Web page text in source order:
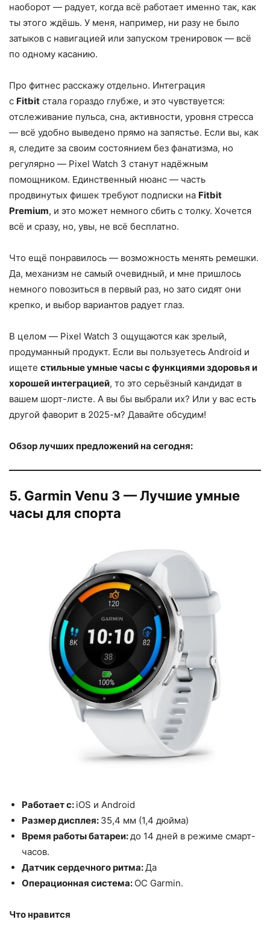
наоборот — радует, когда всё работает именно так, как
ты этого ждёшь. У меня, например, ни разу не было
затыков с навигацией или запуском тренировок — всё
по одному касанию.
Про фитнес расскажу отдельно. Интеграция
с Fitbit стала гораздо глубже, и это чувствуется:
отслеживание пульса, сна, активности, уровня стресса
— всё удобно выведено прямо на запястье. Если вы, как
я, следите за своим состоянием без фанатизма, но
регулярно — Pixel Watch 3 станут надёжным
помощником. Единственный нюанс — часть
продвинутых фишек требуют подписки на Fitbit
Premium, и это может немного сбить с толку. Хочется
всё и сразу, но, увы, не всё бесплатно.
Что ещё понравилось — возможность менять ремешки.
Да, механизм не самый очевидный, и мне пришлось
немного повозиться в первый раз, но зато сидят они
крепко, и выбор вариантов радует глаз.
В целом — Pixel Watch 3 ощущаются как зрелый,
продуманный продукт. Если вы пользуетесь Android и
ищете стильные умные часы с функциями здоровья и
хорошей интеграцией, то это серьёзный кандидат в
вашем шорт-листе. А вы бы выбрали их? Или у вас есть
другой фаворит в 2025-м? Давайте обсудим!
Обзор лучших предложений на сегодня:
5. Garmin Venu 3 — Лучшие умные
часы для спорта
Работает с: iOS и Android
Размер дисплея: 35,4 мм (1,4 дюйма)
Время работы батареи:до 14 дней в режиме смарт-
часов.
Датчик сердечного ритма: Да
Операционная система: ОС Garmin.
Что нравится